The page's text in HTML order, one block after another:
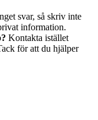
svar, så skriv inte
information.
Kontakta istället
för att du hjälper